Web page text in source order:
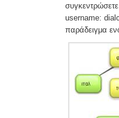
username:
παράδειγμα